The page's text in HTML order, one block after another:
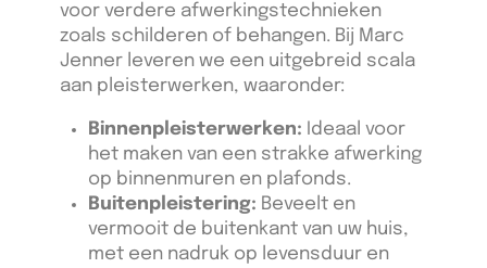
voor verdere afwerkingstechnieken
zoals schilderen of behangen. Bij Marc
Jenner leveren we een uitgebreid scala
aan pleisterwerken, waaronder:
Binnenpleisterwerken: Ideaal voor
het maken van een strakke afwerking
op binnenmuren en plafonds.
Buitenpleistering: Beveelt en
vermooit de buitenkant van uw huis,
met een nadruk op levensduur en